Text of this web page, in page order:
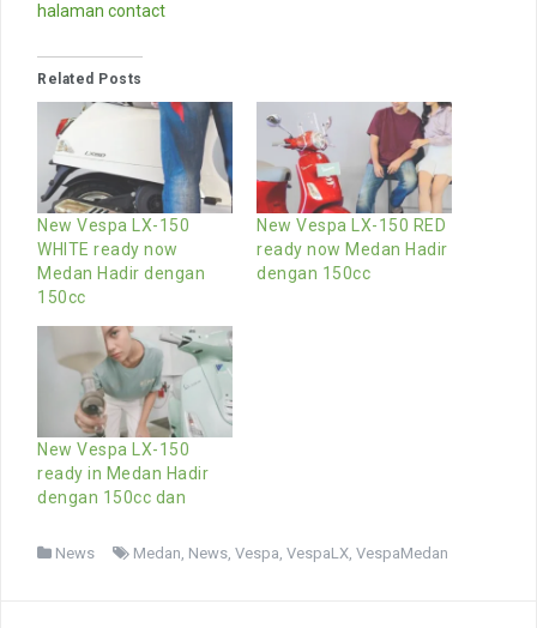
halaman contact
Related Posts
New Vespa LX-150
WHITE ready now
Medan Hadir dengan
150cc
New Vespa LX-150 RED
ready now Medan Hadir
dengan 150cc
New Vespa LX-150
ready in Medan Hadir
dengan 150cc dan
News Medan, News, Vespa, VespaLX, VespaMedan